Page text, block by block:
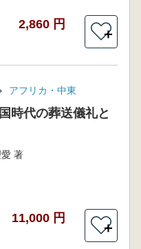
2,860 円
＋
アフリカ・中東
時代の葬送儀礼と
著
11,000 円
＋